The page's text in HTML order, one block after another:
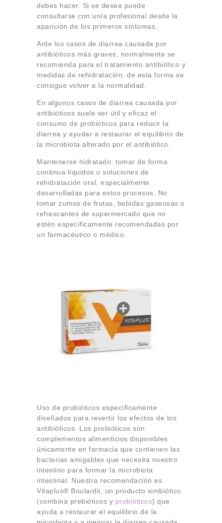
debes hacer. Si se desea puede
consultarse con un/a profesional desde la
aparición de los primeros síntomas.
Ante los casos de diarrea causada por
antibióticos más graves, normalmente se
recomienda para el tratamiento antibiótico y
medidas de rehidratación, de esta forma se
consigue volver a la normalidad.
En algunos casos de diarrea causada por
antibióticos suele ser útil y eficaz el
consumo de probióticos para reducir la
diarrea y ayudar a restaurar el equilibrio de
la microbiota alterado por el antibiótico.
Mantenerse hidratado: tomar de forma
continua líquidos o soluciones de
rehidratación oral, especialmente
desarrolladas para estos procesos. No
tomar zumos de frutas, bebidas gaseosas o
refrescantes de supermercado que no
estén específicamente recomendadas por
un farmacéutico o médico.
Uso de probióticos específicamente
diseñados para revertir los efectos de los
antibióticos. Los probióticos son
complementos alimenticios disponibles
únicamente en farmacia que contienen las
bacterias amigables que necesita nuestro
intestino para formar la microbiota
intestinal. Nuestra recomendación es
Vitaplus® Boulardii, un producto simbiótico
(combina prebióticos y probióticos) que
ayuda a restaurar el equilibrio de la